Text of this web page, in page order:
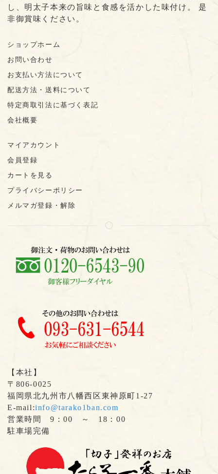
し、明太子本来の旨味と食感を活かした味付け。 是
非御賞味ください。
ショップホーム
お問い合わせ
お支払い方法について
配送方法・送料について
特定商取引法に基づく表記
会社概要
マイアカウント
会員登録
カートを見る
プライバシーポリシー
メルマガ登録・解除
【本社】
〒806-0025
福岡県北九州市八幡西区東神原町1-27
E-mail:info@tarako1ban.com
営業時間 9：00 ～ 18：00
駐車場完備